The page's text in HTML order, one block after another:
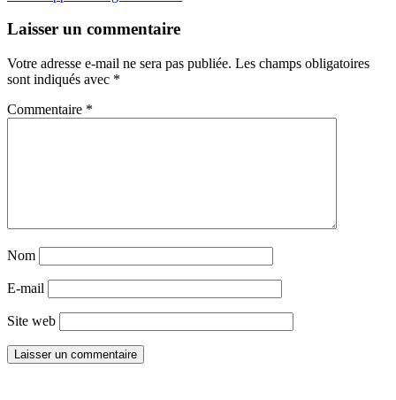
Laisser un commentaire
Votre adresse e-mail ne sera pas publiée. Les champs obligatoires
sont indiqués avec *
Commentaire *
Nom
E-mail
Site web